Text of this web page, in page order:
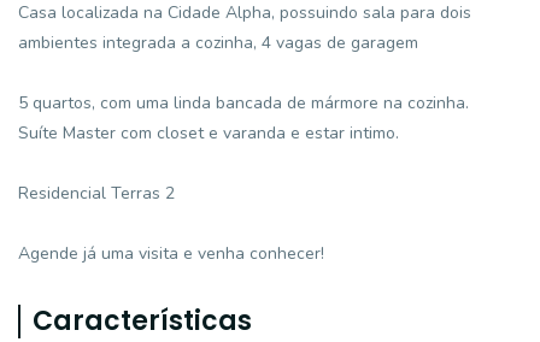
Casa localizada na Cidade Alpha, possuindo sala para dois
ambientes integrada a cozinha, 4 vagas de garagem
5 quartos, com uma linda bancada de mármore na cozinha.
Suíte Master com closet e varanda e estar intimo.
Residencial Terras 2
Agende já uma visita e venha conhecer!
Características